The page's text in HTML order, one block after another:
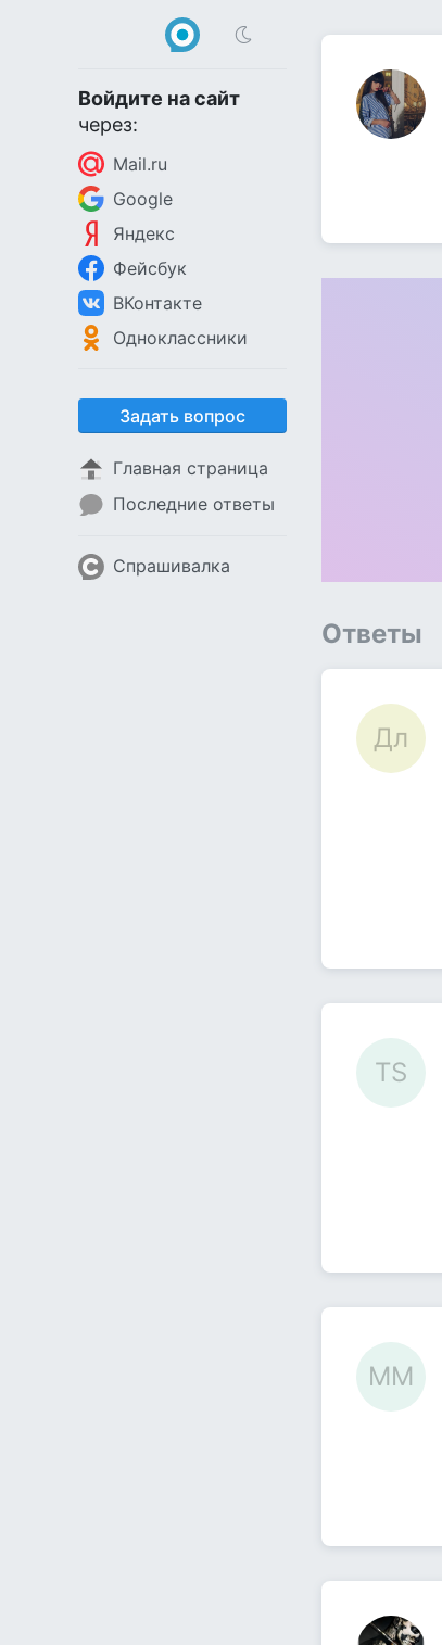
Войдите на сайт
через:
Mail.ru
Google
Яндекс
Фейсбук
ВКонтакте
Одноклассники
Задать вопрос
Главная страница
Последние ответы
Спрашивалка
Ответы
Дл
TS
MM